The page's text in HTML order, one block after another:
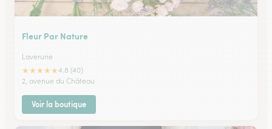
Fleur Par Nature
Laverune
★★★★★4.8 (40)
2, avenue du Château
Voir la boutique